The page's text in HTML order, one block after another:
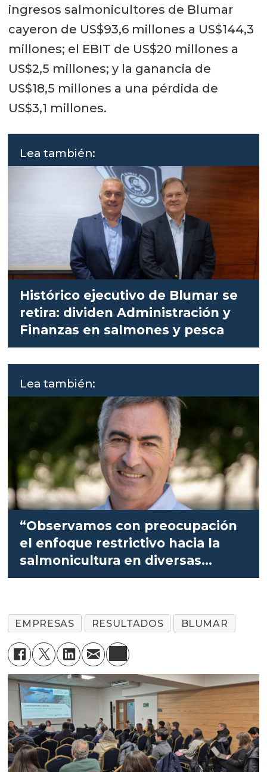
ingresos salmonicultores de Blumar
cayeron de US$93,6 millones a US$144,3
millones; el EBIT de US$20 millones a
US$2,5 millones; y la ganancia de
US$18,5 millones a una pérdida de
US$3,1 millones.
Lea también:
Histórico ejecutivo de Blumar se
retira: dividen Administración y
Finanzas en salmones y pesca
Lea también:
“Observamos con preocupación
el enfoque restrictivo hacia la
salmonicultura en diversas
áreas”
EMPRESAS RESULTADOS BLUMAR